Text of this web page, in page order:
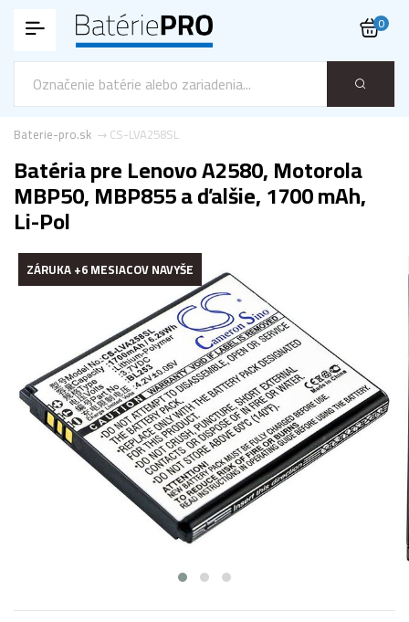
0
CS-LVA258SL
Baterie-pro.sk
Batéria pre Lenovo A2580, Motorola
MBP50, MBP855 a ďalšie, 1700 mAh,
Li-Pol
ZÁRUKA +6 MESIACOV NAVYŠE